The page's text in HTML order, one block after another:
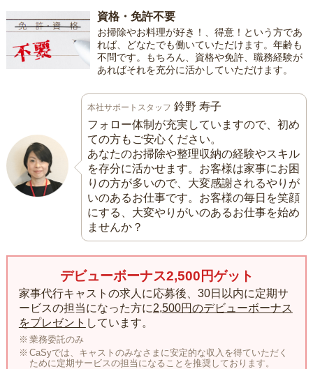
資格・免許不要
お掃除やお料理が好き！、得意！という方であ
れば、どなたでも働いていただけます。年齢も
不問です。もちろん、資格や免許、職務経験が
あればそれを充分に活かしていただけます。
本社サポートスタッフ 鈴野 寿子
フォロー体制が充実していますので、初め
ての方もご安心ください。
あなたのお掃除や整理収納の経験やスキル
を存分に活かせます。お客様は家事にお困
りの方が多いので、大変感謝されるやりが
いのあるお仕事です。お客様の毎日を笑顔
にする、大変やりがいのあるお仕事を始め
ませんか？
デビューボーナス2,500円ゲット
家事代行キャストの求人に応募後、30日以内に定期サ
ービスの担当になった方に2,500円のデビューボーナス
をプレゼント しています。
業務委託のみ
CaSyでは、キャストのみなさまに安定的な収入を得ていただく
ために定期サービスの担当になることを推奨しております。